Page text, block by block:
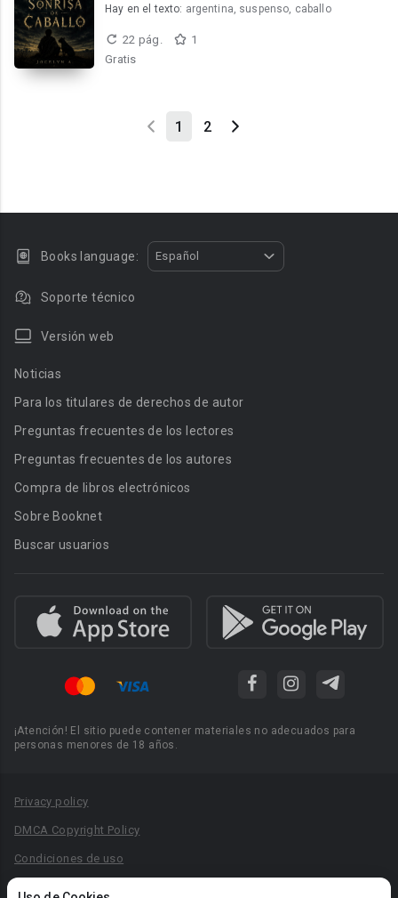
Hay en el texto: argentina, suspenso, caballo
22 pág.
1
Gratis
1 2
Books language: Español
Soporte técnico
Versión web
Noticias
Para los titulares de derechos de autor
Preguntas frecuentes de los lectores
Preguntas frecuentes de los autores
Compra de libros electrónicos
Sobre Booknet
Buscar usuarios
¡Atención! El sitio puede contener materiales no adecuados para
personas menores de 18 años.
Privacy policy
DMCA Copyright Policy
Condiciones de uso